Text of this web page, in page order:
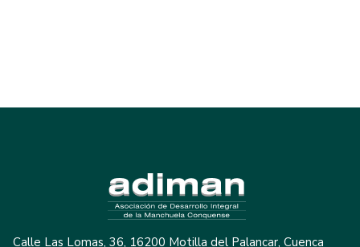
Calle Las Lomas, 36, 16200 Motilla del Palancar, Cuenca